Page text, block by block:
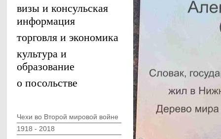
визы и консульская
информация
торговля и экономика
культура и
образование
о посольстве
Чехи во Второй мировой войне
1918 - 2018